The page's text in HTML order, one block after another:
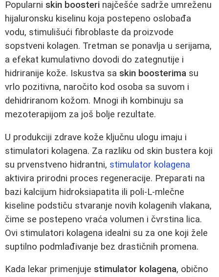
Popularni skin boosteri najčešće sadrže umreženu
hijaluronsku kiselinu koja postepeno oslobađa
vodu, stimulišući fibroblaste da proizvode
sopstveni kolagen. Tretman se ponavlja u serijama,
a efekat kumulativno dovodi do zategnutije i
hidriranije kože. Iskustva sa skin boosterima su
vrlo pozitivna, naročito kod osoba sa suvom i
dehidriranom kožom. Mnogi ih kombinuju sa
mezoterapijom za još bolje rezultate.
U produkciji zdrave kože ključnu ulogu imaju i
stimulatori kolagena. Za razliku od skin bustera koji
su prvenstveno hidrantni, stimulator kolagena
aktivira prirodni proces regeneracije. Preparati na
bazi kalcijum hidroksiapatita ili poli-L-mlečne
kiseline podstiču stvaranje novih kolagenih vlakana,
čime se postepeno vraća volumen i čvrstina lica.
Ovi stimulatori kolagena idealni su za one koji žele
suptilno podmlađivanje bez drastičnih promena.
Kada lekar primenjuje stimulator kolagena, obično